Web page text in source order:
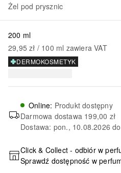
Żel pod prysznic
200 ml
29,95 zł / 100 ml zawiera VAT
DERMOKOSMETYK
Online: Produkt dostępny
Darmowa dostawa 199,00 zł
Dostawa: pon., 10.08.2026
DODAJ DO
Click & Collect - odbiór w
Sprawdź dostępność w